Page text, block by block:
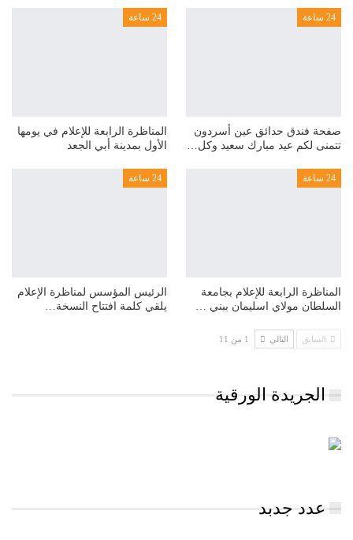
24 ساعة
صفحة فندق حدائق عين أسردون
تتمنى لكم عيد مبارك سعيد وكل…
24 ساعة
المناظرة الرابعة للإعلام في يومها
الأول بمدينة أبي الجعد
24 ساعة
المناظرة الرابعة للإعلام بجامعة
السلطان مولاي اسليمان ببني …
24 ساعة
الرئيس المؤسس لمناظرة الإعلام
يلقي كلمة افتتاح النسخة…
السابق التالي 1 من 11
الجريدة الورقية
عدد جدبد